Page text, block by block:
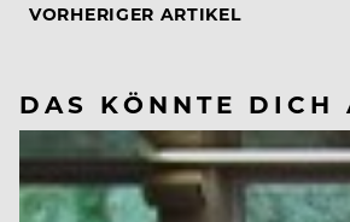
VORHERIGER ARTIKEL
DAS KÖNNTE DICH